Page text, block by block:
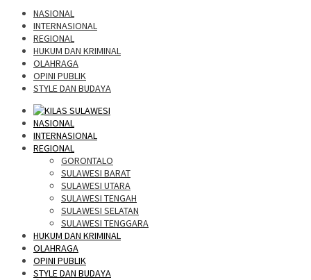
NASIONAL
INTERNASIONAL
REGIONAL
HUKUM DAN KRIMINAL
OLAHRAGA
OPINI PUBLIK
STYLE DAN BUDAYA
NASIONAL
INTERNASIONAL
REGIONAL
GORONTALO
SULAWESI BARAT
SULAWESI UTARA
SULAWESI TENGAH
SULAWESI SELATAN
SULAWESI TENGGARA
HUKUM DAN KRIMINAL
OLAHRAGA
OPINI PUBLIK
STYLE DAN BUDAYA